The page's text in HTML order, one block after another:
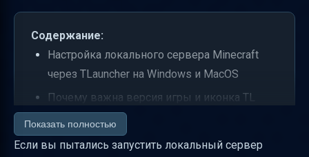
Содержание:
Настройка локального сервера Minecraft
через TLauncher на Windows и MacOS
Почему важна версия игры и иконка TL
Ошибки подключения и их решения
Использование Hamachi для игры по
Показать полностью
Если вы пытались запустить локальный сервер